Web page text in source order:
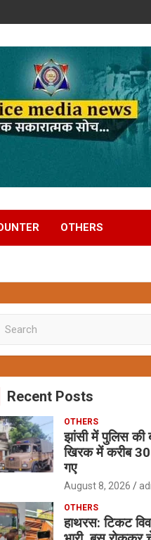
OTHERS
Recent Posts
OTHERS
झांसी में पुलिस की
खिरक में करीब
गए
August 8, 2026
OTHERS
हाथरस: टिकट